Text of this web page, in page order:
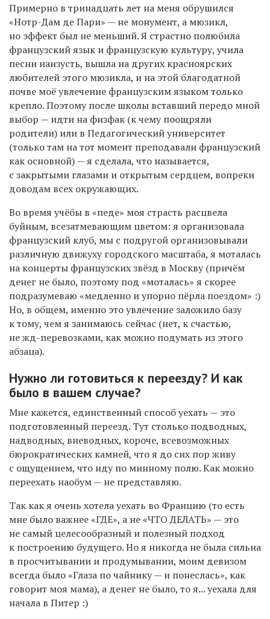
Примерно в тринадцать лет на меня обрушился
«Нотр-Дам де Пари» — не монумент, а мюзикл,
но эффект был не меньший. Я страстно полюбила
французский язык и французскую культуру, учила
песни наизусть, вышла на других красноярских
любителей этого мюзикла, и на этой благодатной
почве моё увлечение французским языком только
крепло. Поэтому после школы вставший передо мной
выбор — идти на физфак (к чему поощряли
родители) или в Педагогический университет
(только там на тот момент преподавали французский
как основной) — я сделала, что называется,
с закрытыми глазами и открытым сердцем, вопреки
доводам всех окружающих.
Во время учёбы в «педе» моя страсть расцвела
буйным, всезатмевающим цветом: я организовала
французский клуб, мы с подругой организовывали
различную движуху городского масштаба, я моталась
на концерты французских звёзд в Москву (причём
денег не было, поэтому под «моталась» я скорее
подразумеваю «медленно и упорно пёрла поездом» :)
Но, в общем, именно это увлечение заложило базу
к тому, чем я занимаюсь сейчас (нет, к счастью,
не жд-перевозками, как можно подумать из этого
абзаца).
Нужно ли готовиться к переезду? И как
было в вашем случае?
Мне кажется, единственный способ уехать — это
подготовленный переезд. Тут столько подводных,
надводных, вневодных, короче, всевозможных
бюрократических камней, что я до сих пор живу
с ощущением, что иду по минному полю. Как можно
переехать наобум — не представляю.
Так как я очень хотела уехать во Францию (то есть
мне было важнее «ГДЕ», а не «ЧТО ДЕЛАТЬ» — это
не самый целесообразный и полезный подход
к построению будущего. Но я никогда не была сильна
в просчитывании и продумывании, моим девизом
всегда было «Глаза по чайнику — и понеслась», как
говорит моя мама), а денег не было, то я... уехала для
начала в Питер :)